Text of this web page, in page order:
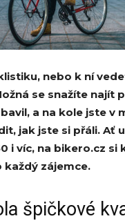
nebo k ní
se snažíte najít
a na kole jste v
jak jste si přáli. Ať
i víc, na bikero.cz si
každý zájemce.
špičkové